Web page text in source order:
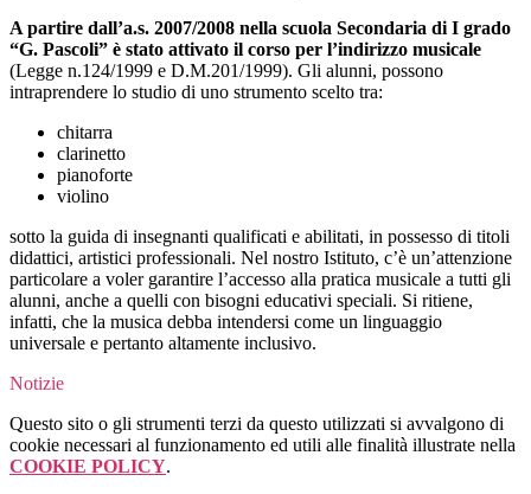
A partire dall’a.s. 2007/2008 nella scuola Secondaria di I grado
“G. Pascoli” è stato attivato il corso per l’indirizzo musicale
(Legge n.124/1999 e D.M.201/1999). Gli alunni, possono
intraprendere lo studio di uno strumento scelto tra:
chitarra
clarinetto
pianoforte
violino
sotto la guida di insegnanti qualificati e abilitati, in possesso di titoli
didattici, artistici professionali. Nel nostro Istituto, c’è un’attenzione
particolare a voler garantire l’accesso alla pratica musicale a tutti gli
alunni, anche a quelli con bisogni educativi speciali. Si ritiene,
infatti, che la musica debba intendersi come un linguaggio
universale e pertanto altamente inclusivo.
Notizie
Questo sito o gli strumenti terzi da questo utilizzati si avvalgono di
cookie necessari al funzionamento ed utili alle finalità illustrate nella
COOKIE POLICY.